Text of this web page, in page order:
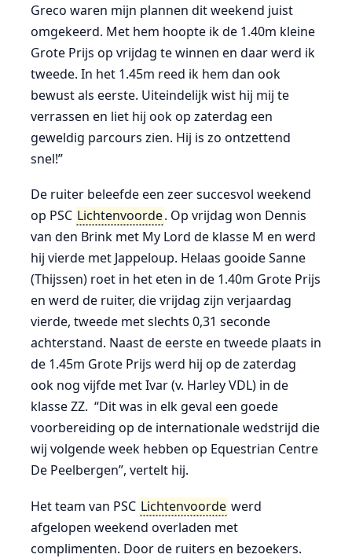
Greco waren mijn plannen dit weekend juist
omgekeerd. Met hem hoopte ik de 1.40m kleine
Grote Prijs op vrijdag te winnen en daar werd ik
tweede. In het 1.45m reed ik hem dan ook
bewust als eerste. Uiteindelijk wist hij mij te
verrassen en liet hij ook op zaterdag een
geweldig parcours zien. Hij is zo ontzettend
snel!”
De ruiter beleefde een zeer succesvol weekend
op PSC Lichtenvoorde. Op vrijdag won Dennis
van den Brink met My Lord de klasse M en werd
hij vierde met Jappeloup. Helaas gooide Sanne
(Thijssen) roet in het eten in de 1.40m Grote Prijs
en werd de ruiter, die vrijdag zijn verjaardag
vierde, tweede met slechts 0,31 seconde
achterstand. Naast de eerste en tweede plaats in
de 1.45m Grote Prijs werd hij op de zaterdag
ook nog vijfde met Ivar (v. Harley VDL) in de
klasse ZZ. “Dit was in elk geval een goede
voorbereiding op de internationale wedstrijd die
wij volgende week hebben op Equestrian Centre
De Peelbergen”, vertelt hij.
Het team van PSC Lichtenvoorde werd
afgelopen weekend overladen met
complimenten. Door de ruiters en bezoekers.